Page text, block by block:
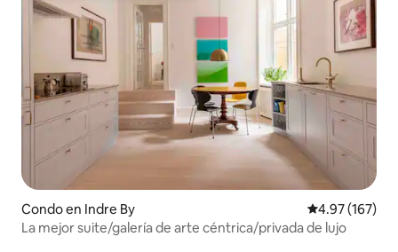
Condo en Indre By Calificación
4.97 (167)
La mejor suite/galería de arte céntrica/privada de lujo